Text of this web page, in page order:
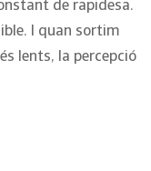
de rapidesa.
I quan sortim
lents, la percepció